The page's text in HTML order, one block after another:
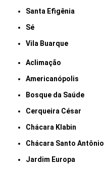
Santa Efigênia
Sé
Vila Buarque
Aclimação
Americanópolis
Bosque da Saúde
Cerqueira César
Chácara Klabin
Chácara Santo Antônio
Jardim Europa